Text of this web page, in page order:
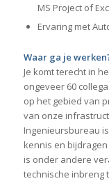
MS Project of
Ervaring met
Waar ga je
Je komt terecht in
ongeveer 60
op het gebied van
van onze
Ingenieursbureau
kennis en
is onder andere
technische inbreng